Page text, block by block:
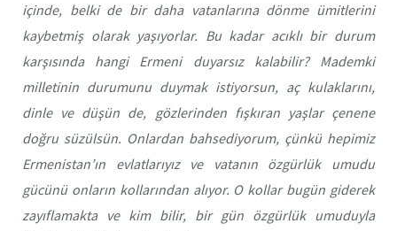
içinde, belki de bir daha vatanlarına dönme ümitlerini
kaybetmiş olarak yaşıyorlar. Bu kadar acıklı bir durum
karşısında hangi Ermeni duyarsız kalabilir? Mademki
milletinin durumunu duymak istiyorsun, aç kulaklarını,
dinle ve düşün de, gözlerinden fışkıran yaşlar çenene
doğru süzülsün. Onlardan bahsediyorum, çünkü hepimiz
Ermenistan’ın evlatlarıyız ve vatanın özgürlük umudu
gücünü onların kollarından alıyor. O kollar bugün giderek
zayıflamakta ve kim bilir, bir gün özgürlük umuduyla